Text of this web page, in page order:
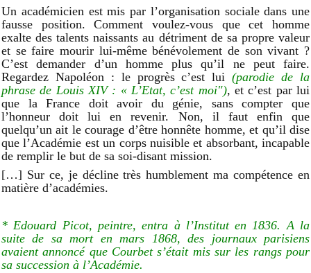
Un académicien est mis par l’organisation sociale dans une
fausse position. Comment voulez-vous que cet homme
exalte des talents naissants au détriment de sa propre valeur
et se faire mourir lui-même bénévolement de son vivant ?
C’est demander d’un homme plus qu’il ne peut faire.
Regardez Napoléon : le progrès c’est lui(parodie de la
phrase de Louis XIV : « L’Etat, c’est moi"), et c’est par lui
que la France doit avoir du génie, sans compter que
l’honneur doit lui en revenir. Non, il faut enfin que
quelqu’un ait le courage d’être honnête homme, et qu’il dise
que l’Académie est un corps nuisible et absorbant, incapable
de remplir le but de sa soi-disant mission.
[…] Sur ce, je décline très humblement ma compétence en
matière d’académies.
* Edouard Picot, peintre, entra à l’Institut en 1836. A la
suite de sa mort en mars 1868, des journaux parisiens
avaient annoncé que Courbet s’était mis sur les rangs pour
sa succession à l’Académie.